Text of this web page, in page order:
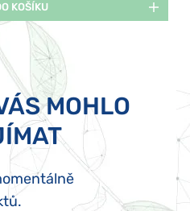
KOŠÍKU
MOHLO